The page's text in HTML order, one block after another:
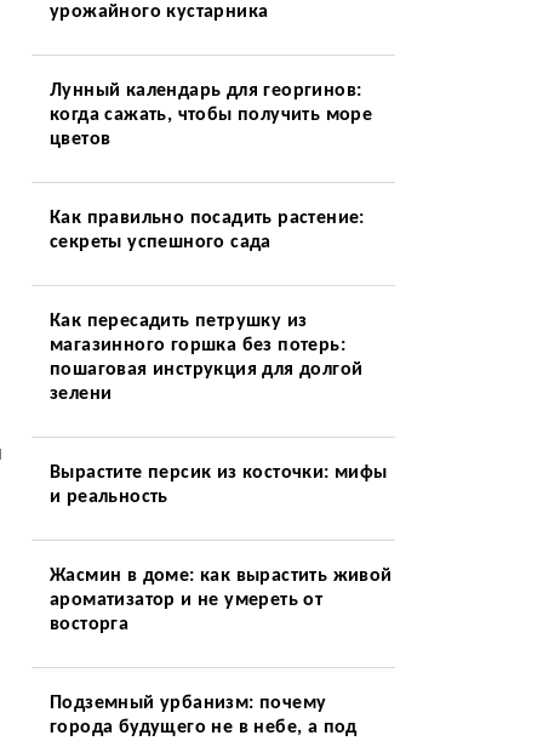
урожайного кустарника
Лунный календарь для георгинов:
когда сажать, чтобы получить море
цветов
Как правильно посадить растение:
секреты успешного сада
Как пересадить петрушку из
магазинного горшка без потерь:
пошаговая инструкция для долгой
зелени
Вырастите персик из косточки: мифы
и реальность
Жасмин в доме: как вырастить живой
ароматизатор и не умереть от
восторга
Подземный урбанизм: почему
города будущего не в небе, а под